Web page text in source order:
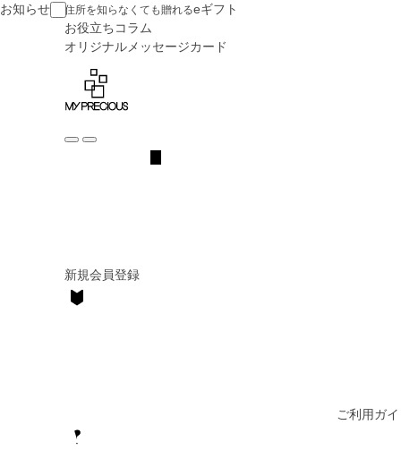
住所を知らなくても贈れるeギフト
お役立ちコラム
オリジナル メッセージカード
新規会員登録
ご利用ガ
お知らせ